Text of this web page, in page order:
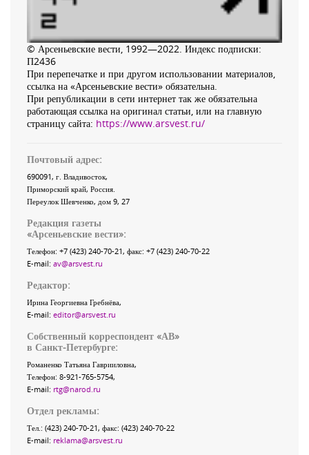
© Арсеньевские вести, 1992—2022. Индекс подписки:
П2436
При перепечатке и при другом использовании материалов,
ссылка на «Арсеньевские вести» обязательна.
При републикации в сети интернет так же обязательна
работающая ссылка на оригинал статьи, или на главную
страницу сайта: https://www.arsvest.ru/
Почтовый адрес:
690091, г. Владивосток,
Приморский край, Россия
Переулок Шевченко, дом 9, 27
Редакция газеты
«Арсеньевские вести»:
Телефон: +7 (423) 240-70-21, факс: +7 (423) 240-70-22
E-mail: av@arsvest.ru
Редактор:
Ирина Георгиевна Гребнёва,
E-mail: editor@arsvest.ru
Собственный корреспондент «АВ»
в Санкт-Петербурге:
Романенко Татьяна Гаврииловна,
Телефон: 8-921-765-5754,
E-mail: rtg@narod.ru
Отдел рекламы:
Тел.: (423) 240-70-21, факс: (423) 240-70-22
E-mail: reklama@arsvest.ru